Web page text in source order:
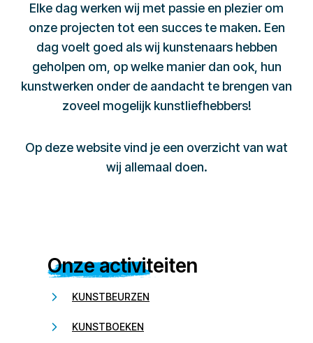
Elke dag werken wij met passie en plezier om
onze projecten tot een succes te maken. Een
dag voelt goed als wij kunstenaars hebben
geholpen om, op welke manier dan ook, hun
kunstwerken onder de aandacht te brengen van
zoveel mogelijk kunstliefhebbers!
Op deze website vind je een overzicht van wat
wij allemaal doen.
Onze activiteiten
KUNSTBEURZEN
KUNSTBOEKEN